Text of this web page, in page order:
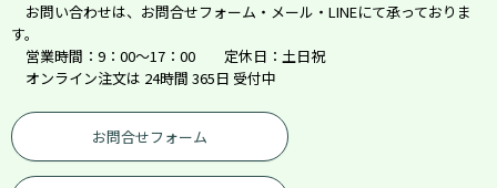
お問い合わせは、お問合せフォーム・メール・LINEにて承っておりま
す。
営業時間：9：00～17：00 定休日：土日祝
オンライン注文は 24時間 365日 受付中
お問合せフォーム